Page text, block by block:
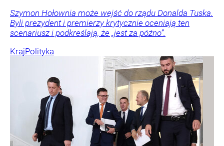
Szymon Hołownia może wejść do rządu Donalda Tuska.
Byli prezydent i premierzy krytycznie oceniają ten
scenariusz i podkreślają, że „jest za późno”.
KrajPolityka